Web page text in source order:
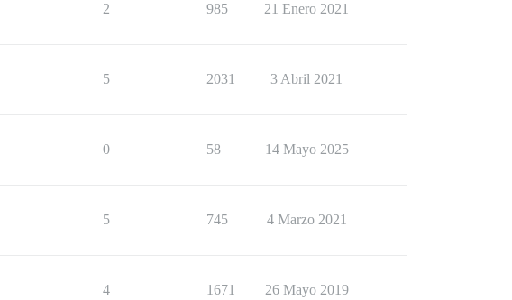
2 985 21 Enero 2021
5 2031 3 Abril 2021
0 58 14 Mayo 2025
5 745 4 Marzo 2021
4 1671 26 Mayo 2019